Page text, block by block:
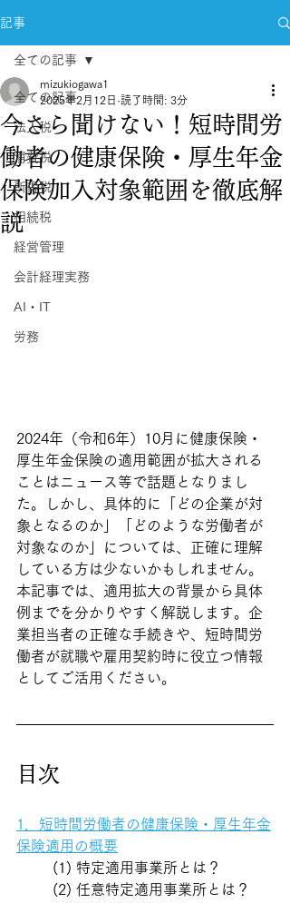
記事
全ての記事
法人税
消費税
所得税
相続税
経営管理
会計経理実務
AI・IT
労務
全ての記事
今さら聞けない！短時間労
働者の健康保険・厚生年金
保険加入対象範囲を徹底解
説
mizukiogawa1
2025年2月12日 読了時間: 3分
2024年（令和6年）10月に健康保険・
厚生年金保険の適用範囲が拡大される
ことはニュース等で話題となりまし
た。しかし、具体的に「どの企業が対
象となるのか」「どのような労働者が
対象なのか」については、正確に理解
している方は少ないかもしれません。
本記事では、適用拡大の背景から具体
例までを分かりやすく解説します。企
業担当者の正確な手続きや、短時間労
働者が就職や雇用契約時に役立つ情報
としてご活用ください。
目次
1．短時間労働者の健康保険・厚生年金
保険適用の概要
(1) 特定適用事業所とは？
(2) 任意特定適用事業所とは？